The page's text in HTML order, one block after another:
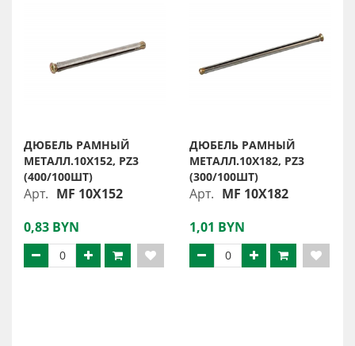
ДЮБЕЛЬ РАМНЫЙ
МЕТАЛЛ.10X152, PZ3
(400/100ШТ)
Арт. MF 10X152
0,83 BYN
ДЮБЕЛЬ РАМНЫЙ
МЕТАЛЛ.10X182, PZ3
(300/100ШТ)
Арт. MF 10X182
1,01 BYN